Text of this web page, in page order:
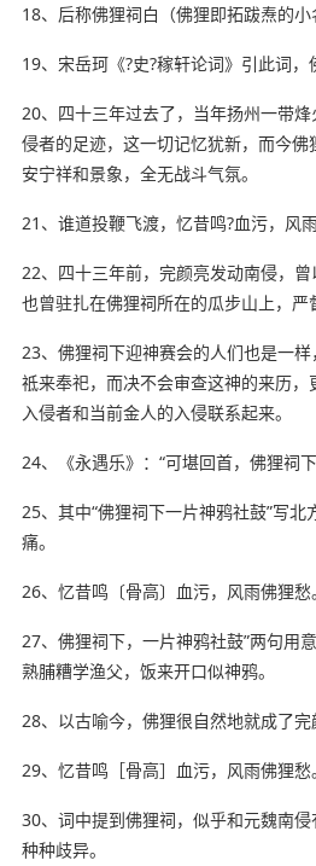
18、后称佛狸祠白（佛狸即拓跋焘的小
19、宋岳珂《?史?稼轩论词》引此词，
20、四十三年过去了，当年扬州一带
侵者的足迹，这一切记忆犹新，而今
安宁祥和景象，全无战斗气氛。
21、谁道投鞭飞渡，忆昔鸣?血污，风雨
22、四十三年前，完颜亮发动南侵，
也曾驻扎在佛狸祠所在的瓜步山上，严
23、佛狸祠下迎神赛会的人们也是一
祗来奉祀，而决不会审查这神的来历
入侵者和当前金人的入侵联系起来。
24、《永遇乐》：“可堪回首，佛狸祠
25、其中“佛狸祠下一片神鸦社鼓”写
痛。
26、忆昔鸣〔骨高〕血污，风雨佛狸愁。
27、佛狸祠下，一片神鸦社鼓”两句用
熟脯糟学渔父，饭来开口似神鸦。
28、以古喻今，佛狸很自然地就成了完
29、忆昔鸣［骨高］血污，风雨佛狸愁。
30、词中提到佛狸祠，似乎和元魏南
种种歧异。